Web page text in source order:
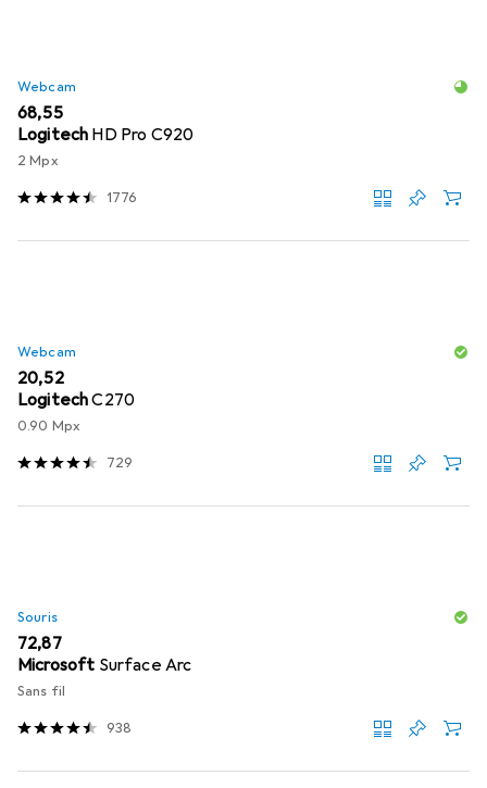
Webcam
EUR
68,55
Logitech HD Pro C920
2 Mpx
1776
Webcam
EUR
20,52
LogitechC270
0.90 Mpx
729
Souris
EUR
72,87
Microsoft Surface Arc
Sans fil
938